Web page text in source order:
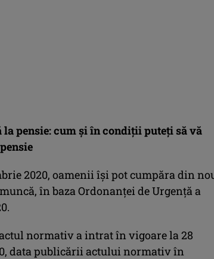
pensie: cum şi în condiţii puteţi să vă
2020, oamenii îşi pot cumpăra din
în baza Ordonanţei de Urgenţă a
normativ a intrat în vigoare la 28
data publicării actului normativ în